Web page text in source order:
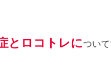
とロコトレについ